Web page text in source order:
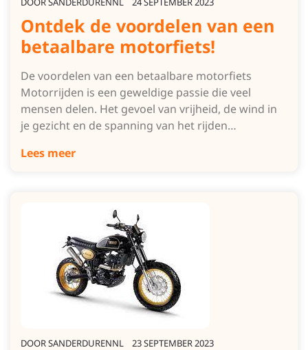
Ontdek de voordelen van een
betaalbare motorfiets!
De voordelen van een betaalbare motorfiets
Motorrijden is een geweldige passie die veel
mensen delen. Het gevoel van vrijheid, de wind in
je gezicht en de spanning van het rijden…
Lees meer
DOORSANDERDURENNL 23 SEPTEMBER 2023